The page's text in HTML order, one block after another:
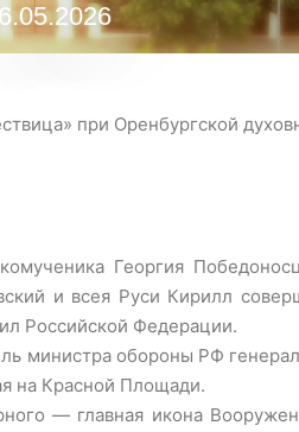
при Оренбургской
Георгия
и всея Руси Кирилл
Российской Федерации.
министра обороны РФ
на Красной Площади.
— главная икона